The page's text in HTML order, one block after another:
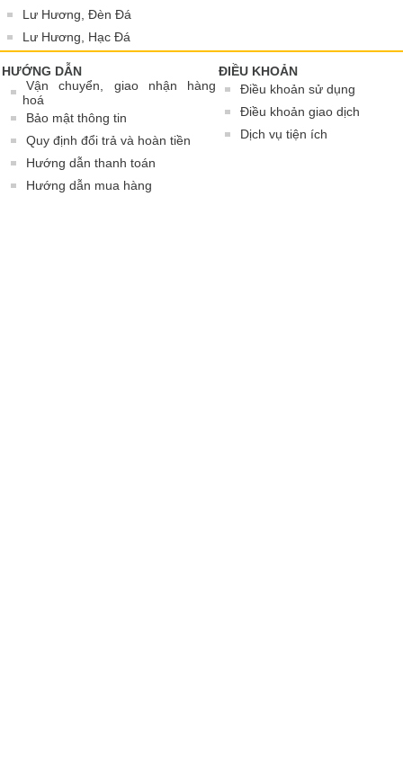
Lư Hương, Đèn Đá
Lư Hương, Hạc Đá
HƯỚNG DẪN
Vận chuyển, giao nhận hàng
hoá
Bảo mật thông tin
Quy định đổi trả và hoàn tiền
Hướng dẫn thanh toán
Hướng dẫn mua hàng
ĐIỀU KHOẢN
Điều khoản sử dụng
Điều khoản giao dịch
Dịch vụ tiện ích